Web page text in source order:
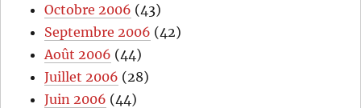
Octobre 2006 (43)
Septembre 2006 (42)
Août 2006 (44)
Juillet 2006 (28)
Juin 2006 (44)